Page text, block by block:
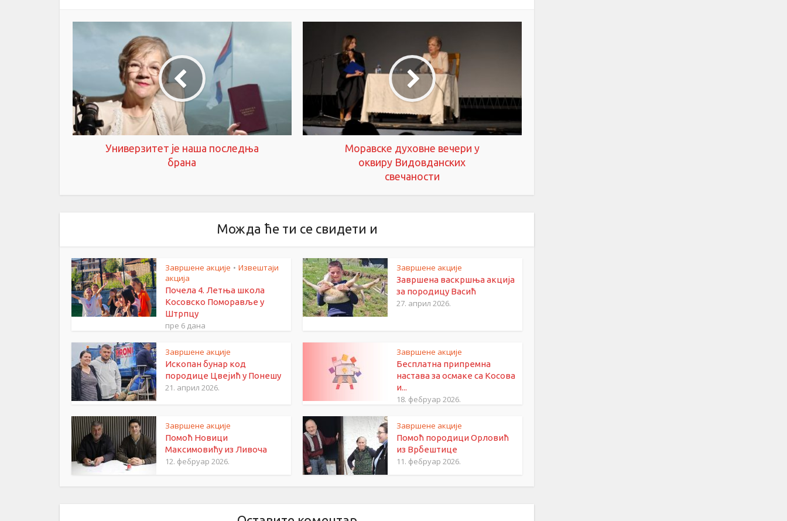
Универзитет је наша последња
брана
Моравске духовне вечери у
оквиру Видовданских
свечаности
Можда ће ти се свидети и
Завршене акције • Извештаји
акција
Почела 4. Летња школа
Косовско Поморавље у
Штрпцу
пре 6 дана
Завршене акције
Завршена васкршња акција
за породицу Васић
27. април 2026.
Завршене акције
Ископан бунар код
породице Цвејић у Понешу
21. април 2026.
Завршене акције
Бесплатна припремна
настава за осмаке са Косова
и...
18. фебруар 2026.
Завршене акције
Помоћ Новици
Максимовићу из Ливоча
12. фебруар 2026.
Завршене акције
Помоћ породици Орловић
из Врбештице
11. фебруар 2026.